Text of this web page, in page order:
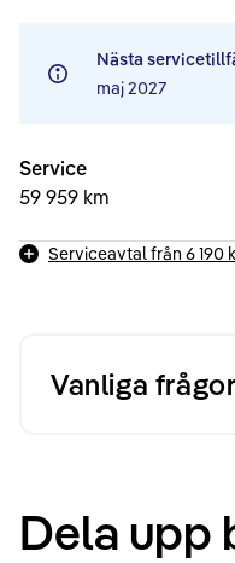
Nästa
maj 2027
Service
59 959 km
Serviceavtal från 6 190
Vanliga frågor
Dela upp